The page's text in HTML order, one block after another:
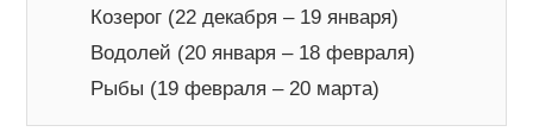
Козерог (22 декабря – 19 января)
Водолей (20 января – 18 февраля)
Рыбы (19 февраля – 20 марта)